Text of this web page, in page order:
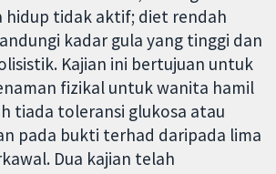
hidup tidak aktif; diet rendah
kadar gula yang tinggi dan
Kajian ini bertujuan untuk
fizikal untuk wanita hamil
tiada toleransi glukosa atau
pada bukti terhad daripada lima
Dua kajian telah